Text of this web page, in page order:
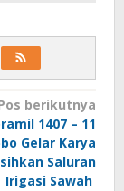
berikutnya
1407 – 11
Gelar Karya
Saluran
Irigasi Sawah